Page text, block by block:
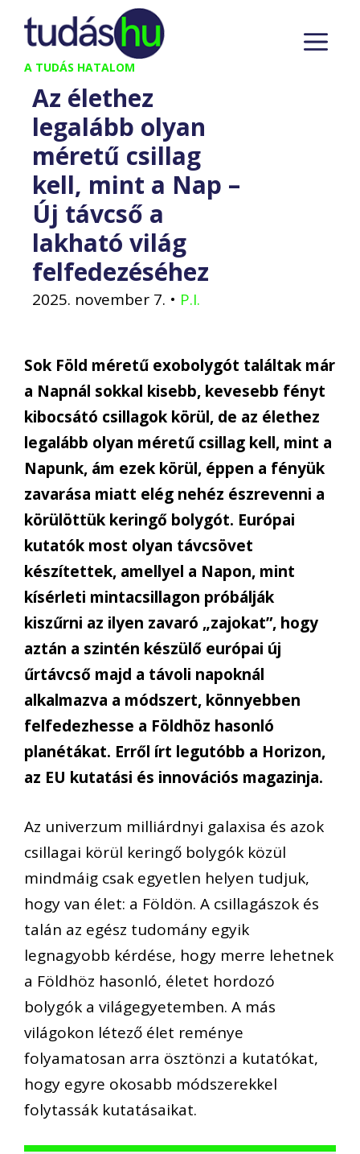
Kilépés
tartalomba
A TUDÁS HATALOM
Az élethez
legalább olyan
méretű csillag
kell, mint a Nap –
Új távcső a
lakható világ
felfedezéséhez
2025. november 7. • P.I.
Sok Föld méretű exobolygót találtak már
a Napnál sokkal kisebb, kevesebb fényt
kibocsátó csillagok körül, de az élethez
legalább olyan méretű csillag kell, mint a
Napunk, ám ezek körül, éppen a fényük
zavarása miatt elég nehéz észrevenni a
körülöttük keringő bolygót. Európai
kutatók most olyan távcsövet
készítettek, amellyel a Napon, mint
kísérleti mintacsillagon próbálják
kiszűrni az ilyen zavaró „zajokat”, hogy
aztán a szintén készülő európai új
űrtávcső majd a távoli napoknál
alkalmazva a módszert, könnyebben
felfedezhesse a Földhöz hasonló
planétákat. Erről írt legutóbb a Horizon,
az EU kutatási és innovációs magazinja.
Az univerzum milliárdnyi galaxisa és azok
csillagai körül keringő bolygók közül
mindmáig csak egyetlen helyen tudjuk,
hogy van élet: a Földön. A csillagászok és
talán az egész tudomány egyik
legnagyobb kérdése, hogy merre lehetnek
a Földhöz hasonló, életet hordozó
bolygók a világegyetemben. A más
világokon létező élet reménye
folyamatosan arra ösztönzi a kutatókat,
hogy egyre okosabb módszerekkel
folytassák kutatásaikat.